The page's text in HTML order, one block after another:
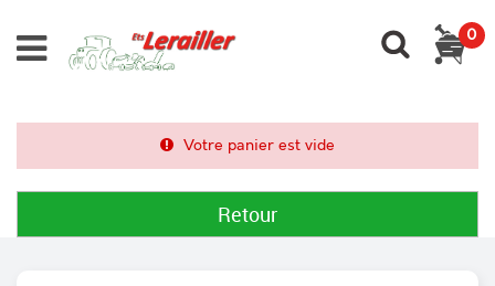
0
Votre panier est vide
Retour